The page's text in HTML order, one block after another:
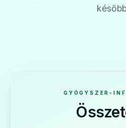
GYÓGYSZER-